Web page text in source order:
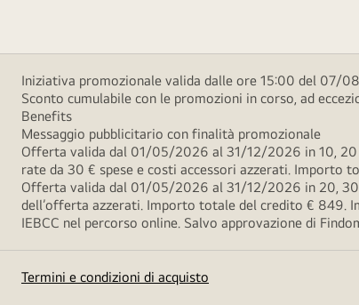
Iniziativa promozionale valida dalle ore 15:00 del
Sconto cumulabile con le promozioni in corso, ad
Benefits
Messaggio pubblicitario con finalità promozionale
Offerta valida dal 01/05/2026 al 31/12/2026 in 10, 20
rate da 30 € spese e costi accessori azzerati. Importo
Offerta valida dal 01/05/2026 al 31/12/2026 in 20, 30
dell’offerta azzerati. Importo totale del credito € 849.
IEBCC nel percorso online. Salvo approvazione di
Termini e condizioni di acquisto